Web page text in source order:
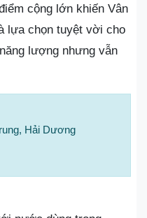
cộng lớn khiến Vân
lựa chọn tuyệt vời cho
lượng nhưng vẫn
Hải Dương